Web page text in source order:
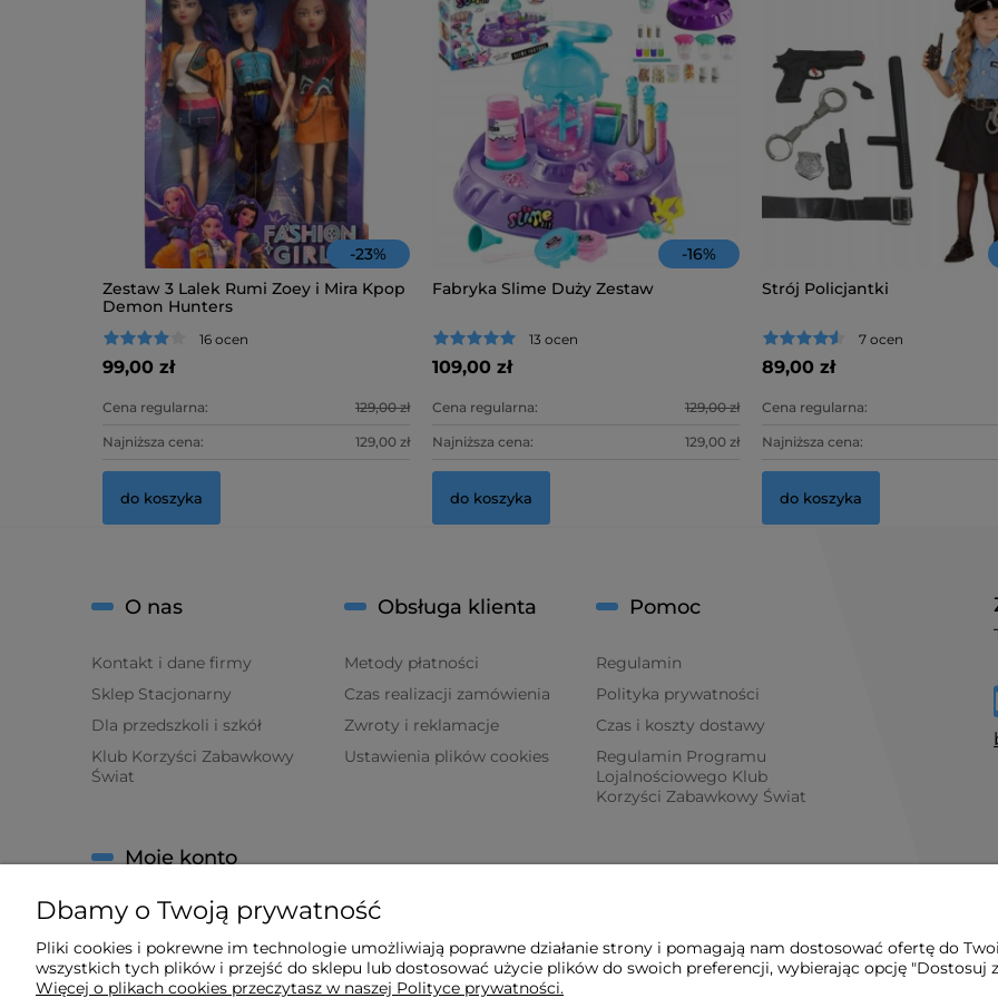
-23%
Zestaw 3 Lalek Rumi Zoey i Mira Kpop
Demon Hunters
16 ocen
99,00 zł
Cena regularna: 129,00 zł
Najniższa cena: 129,00 zł
do koszyka
-16%
Fabryka Slime Duży Zestaw
13 ocen
109,00 zł
Cena regularna: 129,00 zł
Najniższa cena: 129,00 zł
do koszyka
Strój Policjantki
7 ocen
89,00 zł
Cena regularna:
Najniższa cena:
do koszyka
O nas
Kontakt i dane firmy
Sklep Stacjonarny
Dla przedszkoli i szkół
Klub Korzyści Zabawkowy
Świat
Obsługa klienta
Metody płatności
Czas realizacji zamówienia
Zwroty i reklamacje
Ustawienia plików cookies
Pomoc
Regulamin
Polityka prywatności
Czas i koszty dostawy
Regulamin Programu
Lojalnościowego Klub
Korzyści Zabawkowy Świat
Moje konto
Twoje zamówienia
Ustawienia konta
Ulubione
Dbamy o Twoją prywatność
Pliki cookies i pokrewne im technologie umożliwiają poprawne działanie strony i pomagają nam dostosować ofertę do
wszystkich tych plików i przejść do sklepu lub dostosować użycie plików do swoich preferencji, wybierając opcję "Dostosuj
Więcej o plikach cookies przeczytasz w naszej Polityce prywatności.